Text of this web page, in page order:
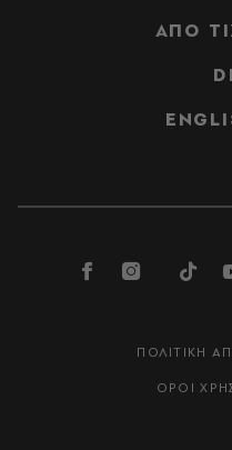
ΑΠΟ
ΠΟΛΙΤΙΚΗ
ΟΡΟΙ